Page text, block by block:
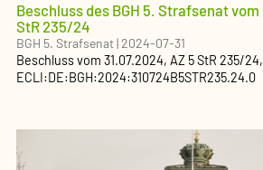
Beschluss des BGH 5. Strafsenat vom
StR 235/24
BGH 5. Strafsenat|2024-07-31
Beschlussvom 31.07.2024, AZ 5 StR 235/24,
ECLI:DE:BGH:2024:310724B5STR235.24.0